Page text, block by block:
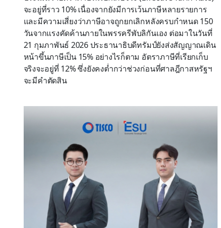
จะอยู่ที่ราว 10% เนื่องจากยังมีการเว้นภาษีหลายรายการ
และมีความเสี่ยงว่าภาษีอาจถูกยกเลิกหลังครบกำหนด 150
วันจากแรงคัดค้านภายในพรรครีพับลิกันเอง ต่อมาในวันที่
21 กุมภาพันธ์ 2026 ประธานาธิบดีทรัมป์ยังส่งสัญญาณเดิน
หน้าขึ้นภาษีเป็น 15% อย่างไรก็ตาม อัตราภาษีที่เรียกเก็บ
จริงจะอยู่ที่ 12% ซึ่งยังคงต่ำกว่าช่วงก่อนที่ศาลฎีกาสหรัฐฯ
จะมีคำตัดสิน